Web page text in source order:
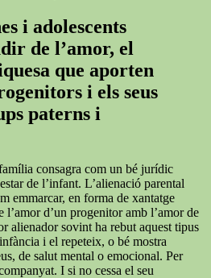
i adolescents
de l’amor, el
que aporten
i els seus
paterns i
consagra com un bé jurídic
de l’infant. L’alienació parental
emmarcar, en forma de xantatge
d’un progenitor amb l’amor de
alienador sovint ha rebut aquest tipus
i el repeteix, o bé mostra
de salut mental o emocional. Per
I si no cessa el seu